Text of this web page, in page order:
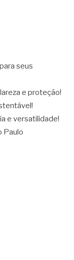
seus
e proteção!
e versatilidade!
Paulo